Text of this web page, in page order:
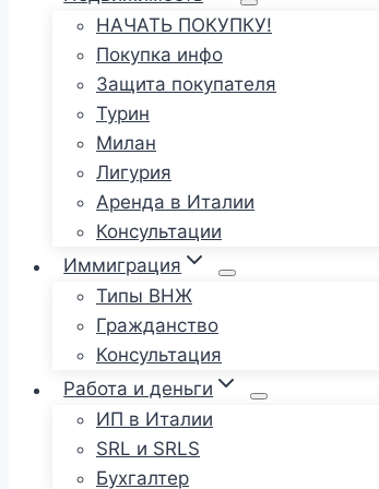
НАЧАТЬ ПОКУПКУ!
Покупка инфо
Защита покупателя
Турин
Милан
Лигурия
Аренда в Италии
Консультации
Иммиграция
Типы ВНЖ
Гражданство
Консультация
Работа и деньги
ИП в Италии
SRL и SRLS
Бухгалтер